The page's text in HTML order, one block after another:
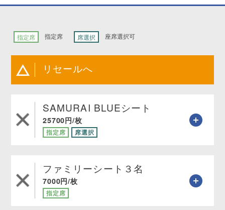
指定席 指定席 席選択 座席選択可
リセールへ
SAMURAI BLUEシート
25700円/枚
指定席 席選択
ファミリーシート３名
7000円/枚
指定席